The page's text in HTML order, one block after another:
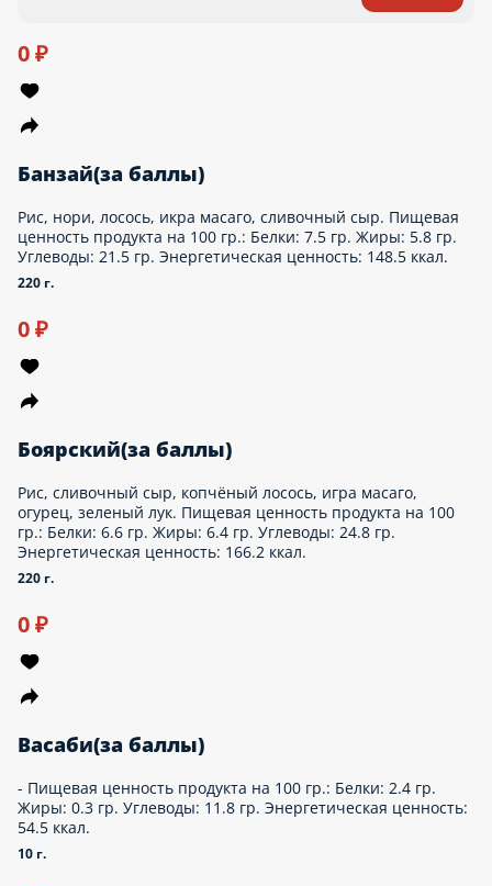
Рис, нори, лосось, икра масаго, сливочный сыр. Пищевая
Углеводы: 21.5 гр. Энергетическая ценность: 148.5 ккал.
220 г.
Боярский(за баллы)
Рис, сливочный сыр, копчёный лосось, игра масаго, огурец,
зеленый лук. Пищевая ценность продукта на 100 гр.: Белки:
6.6 гр. Жиры: 6.4 гр. Углеводы: 24.8 гр. Энергетическая
ценность: 166.2 ккал.
0 ₽